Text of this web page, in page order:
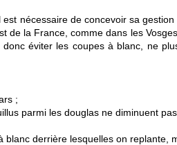
nécessaire de concevoir sa
de la France, comme dans les
éviter les coupes à blanc, ne
;
parmi les douglas ne diminuent
derrière lesquelles on replante,